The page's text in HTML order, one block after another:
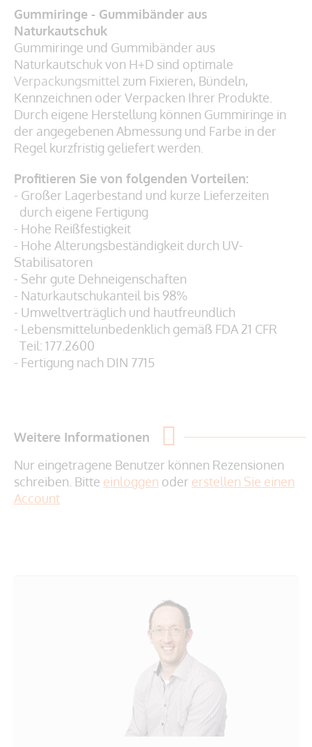
Gummiringe - Gummibänder aus
Naturkautschuk
Gummiringe und Gummibänder aus
Naturkautschuk von H+D sind optimale
Verpackungsmittel zum Fixieren, Bündeln,
Kennzeichnen oder Verpacken Ihrer Produkte.
Durch eigene Herstellung können Gummiringe in
der angegebenen Abmessung und Farbe in der
Regel kurzfristig geliefert werden.
Profitieren Sie von folgenden Vorteilen:
- Großer Lagerbestand und kurze Lieferzeiten
durch eigene Fertigung
- Hohe Reißfestigkeit
- Hohe Alterungsbeständigkeit durch UV-
Stabilisatoren
- Sehr gute Dehneigenschaften
- Naturkautschukanteil bis 98%
- Umweltverträglich und hautfreundlich
- Lebensmittelunbedenklich gemäß FDA 21 CFR
Teil: 177.2600
- Fertigung nach DIN 7715
Weitere Informationen
Nur eingetragene Benutzer können Rezensionen
schreiben. Bitte einloggen oder erstellen Sie einen
Account